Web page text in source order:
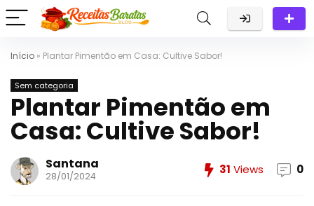
Início » Plantar Pimentão em Casa: Cultive Sabor!
Sem categoria
Plantar Pimentão em
Casa: Cultive Sabor!
Santana
28/01/2024 31 Views 0